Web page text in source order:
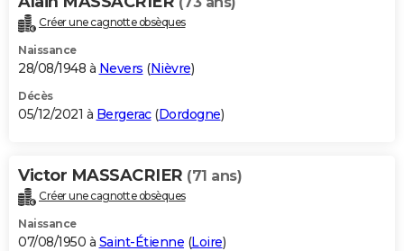
Créer une cagnotte obsèques
Naissance
28/08/1948 à Nevers (Nièvre)
Décès
05/12/2021 à Bergerac(Dordogne)
Victor MASSACRIER (71 ans)
Créer une cagnotte obsèques
Naissance
07/08/1950 à Saint-Étienne (Loire)